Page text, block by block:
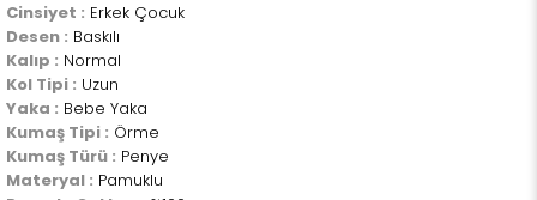
Cinsiyet : Erkek Çocuk
Desen : Baskılı
Kalıp : Normal
Kol Tipi : Uzun
Yaka : Bebe Yaka
Kumaş Tipi : Örme
Kumaş Türü : Penye
Materyal : Pamuklu